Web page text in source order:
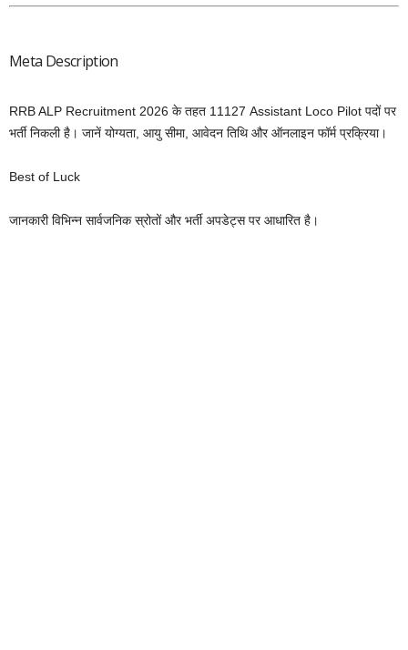
Meta Description
RRB ALP Recruitment 2026 के तहत 11127 Assistant Loco Pilot पदों पर
भर्ती निकली है। जानें योग्यता, आयु सीमा, आवेदन तिथि और ऑनलाइन फॉर्म प्रक्रिया।
Best of Luck
जानकारी विभिन्न सार्वजनिक स्रोतों और भर्ती अपडेट्स पर आधारित है।